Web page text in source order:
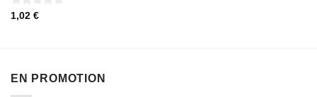
0
1,02 €
EN PROMOTION